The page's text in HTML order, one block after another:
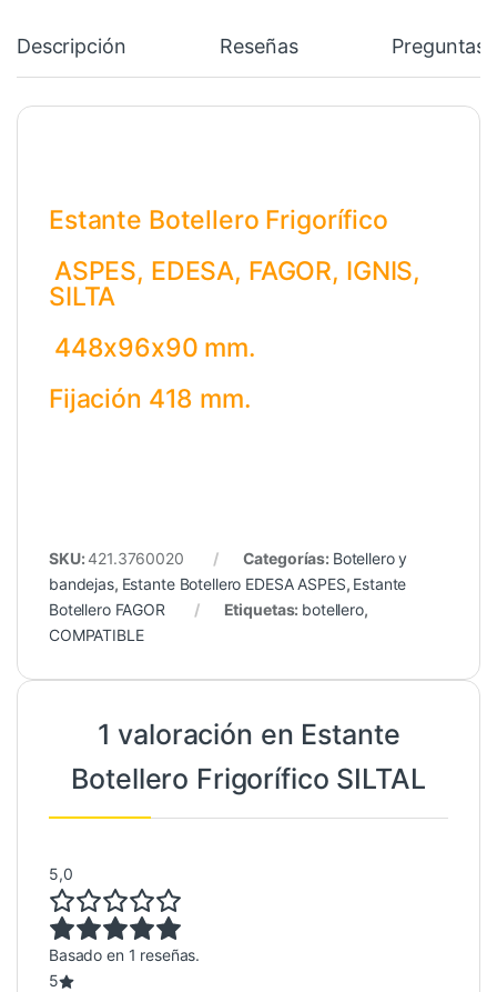
Descripción Reseñas Preguntas
Estante Botellero Frigorífico
ASPES, EDESA, FAGOR, IGNIS,
SILTA
448x96x90 mm.
Fijación 418 mm.
SKU:421.3760020 Categorías: Botellero y
bandejas, Estante Botellero EDESA ASPES, Estante
Botellero FAGOR
Etiquetas: botellero,
COMPATIBLE
1 valoración en Estante
Botellero Frigorífico SILTAL
5,0
Basado en 1 reseñas.
5